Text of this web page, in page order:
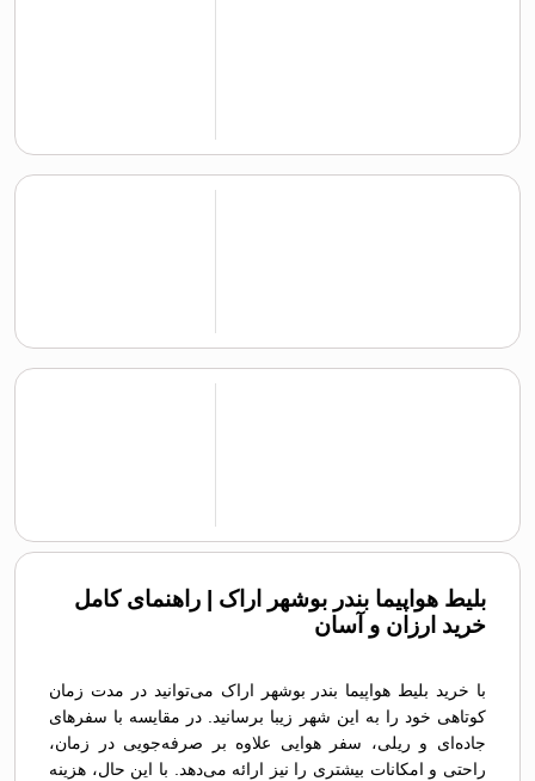
بلیط هواپیما بندر بوشهر اراک | راهنمای کامل
خرید ارزان و آسان
با خرید بلیط هواپیما بندر بوشهر اراک می‌توانید در مدت زمان
کوتاهی خود را به این شهر زیبا برسانید. در مقایسه با سفرهای
جاده‌ای و ریلی، سفر هوایی علاوه بر صرفه‌جویی در زمان،
راحتی و امکانات بیشتری را نیز ارائه می‌دهد. با این حال، هزینه